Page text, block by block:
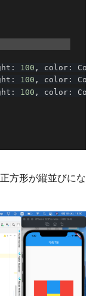
: 100 , color :
: 100 , color :
: 100 , color :
方形が縦並びにな